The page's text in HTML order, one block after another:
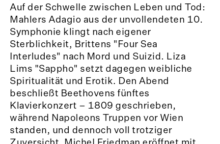
Auf der Schwelle zwischen Leben und Tod:
Mahlers Adagio aus der unvollendeten 10.
Symphonie klingt nach eigener
Sterblichkeit, Brittens "Four Sea
Interludes" nach Mord und Suizid. Liza
Lims "Sappho" setzt dagegen weibliche
Spiritualität und Erotik. Den Abend
beschließt Beethovens fünftes
Klavierkonzert – 1809 geschrieben,
während Napoleons Truppen vor Wien
standen, und dennoch voll trotziger